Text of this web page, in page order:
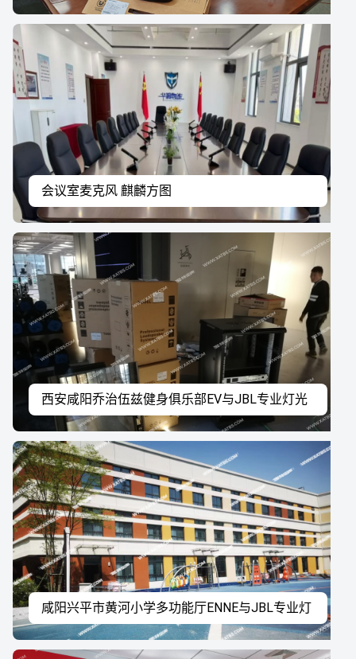
会议室麦克风 麒麟方图
西安咸阳乔治伍兹健身俱乐部EV与JBL专业灯光
音响系统工程案例
咸阳兴平市黄河小学多功能厅ENNE与JBL专业灯
光音响系统工程案例